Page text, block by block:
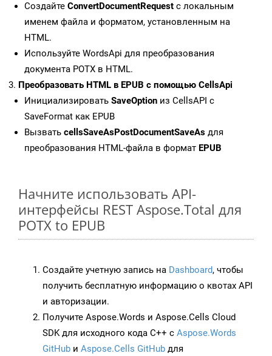
Создайте ConvertDocumentRequest с локальным
именем файла и форматом, установленным на
HTML.
Используйте WordsApi для преобразования
документа POTX в HTML.
Преобразовать HTML в EPUB с помощью CellsApi
Инициализировать SaveOption из CellsAPI с
SaveFormat как EPUB
Вызвать cellsSaveAsPostDocumentSaveAs для
преобразования HTML-файла в формат EPUB
Начните использовать API-
интерфейсы REST Aspose.Total для
POTX to EPUB
Создайте учетную запись на Dashboard, чтобы
получить бесплатную информацию о квотах API
и авторизации.
Получите Aspose.Words и Aspose.Cells Cloud
SDK для исходного кода C++ с Aspose.Words
GitHub и Aspose.Cells GitHub для